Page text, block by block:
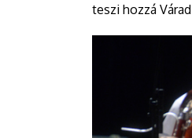
teszi hozzá